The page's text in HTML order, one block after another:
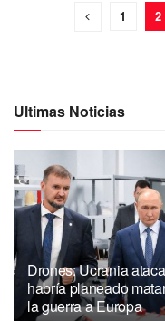
1 2
Ultimas Noticias
Drones: Ucrania
habría planeado
la guerra a Europa